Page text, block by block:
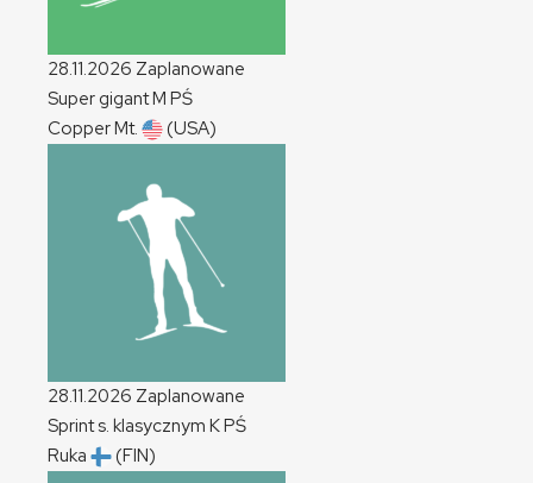
28.11.2026 Zaplanowane
Super gigantM PŚ
Copper Mt.
(USA)
28.11.2026 Zaplanowane
Sprint s. klasycznym KPŚ
Ruka
(FIN)